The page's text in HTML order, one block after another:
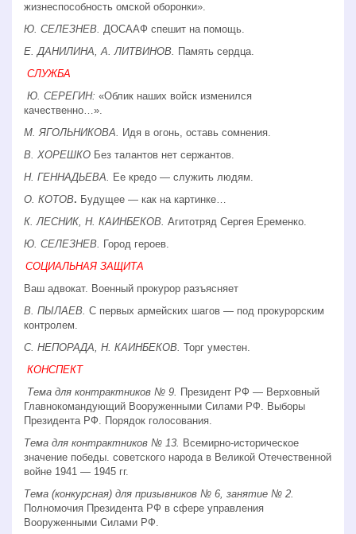
жизнеспособность омской оборонки».
Ю. СЕЛЕЗНЕВ. ДОСААФ спешит на помощь.
Е. ДАНИЛИНА, А. ЛИТВИНОВ. Память сердца.
СЛУЖБА
Ю. СЕРЕГИН: «Облик наших войск изменился
качественно…».
М. ЯГОЛЬНИКОВА. Идя в огонь, оставь сомнения.
В. ХОРЕШКО Без талантов нет сержантов.
Н. ГЕННАДЬЕВА. Ее кредо — служить людям.
О. КОТОВ. Будущее — как на картинке…
К. ЛЕСНИК, Н. КАИНБЕКОВ. Агитотряд Сергея Еременко.
Ю. СЕЛЕЗНЕВ. Город героев.
СОЦИАЛЬНАЯ ЗАЩИТА
Ваш адвокат. Военный прокурор разъясняет
В. ПЫЛАЕВ. С первых армейских шагов — под прокурорским
контролем.
С. НЕПОРАДА, Н. КАИНБЕКОВ. Торг уместен.
КОНСПЕКТ
Тема для контрактников № 9. Президент РФ — Верховный
Главнокомандующий Вооруженными Силами РФ. Выборы
Президента РФ. Порядок голосования.
Тема для контрактников № 13. Всемирно-историческое
значение победы. советского народа в Великой Отечественной
войне 1941 — 1945 гг.
Тема (конкурсная) для призывников № 6, занятие № 2.
Полномочия Президента РФ в сфере управления
Вооруженными Силами РФ.